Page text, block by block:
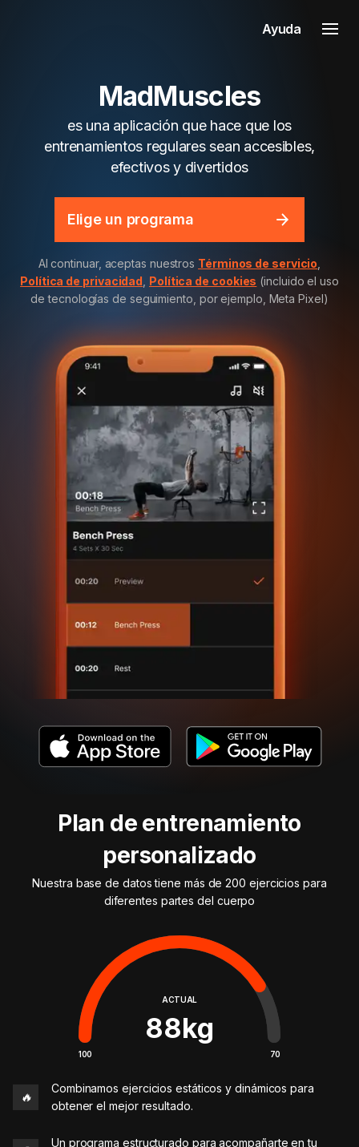
Ayuda
MadMuscles
es una aplicación que hace que los
entrenamientos regulares sean accesibles,
efectivos y divertidos
Elige un programa
Al continuar, aceptas nuestros Términos de servicio
Política de privacidad Política de cookies (incluido el uso
de tecnologías de seguimiento, por ejemplo, Meta Pixel)
Plan de entrenamiento
personalizado
Nuestra base de datos tiene más de 200 ejercicios para
diferentes partes del cuerpo
ACTUAL
88kg
100 70
🔥
Combinamos ejercicios estáticos y dinámicos para
obtener el mejor resultado.
Un programa estructurado para acompañarte en tu